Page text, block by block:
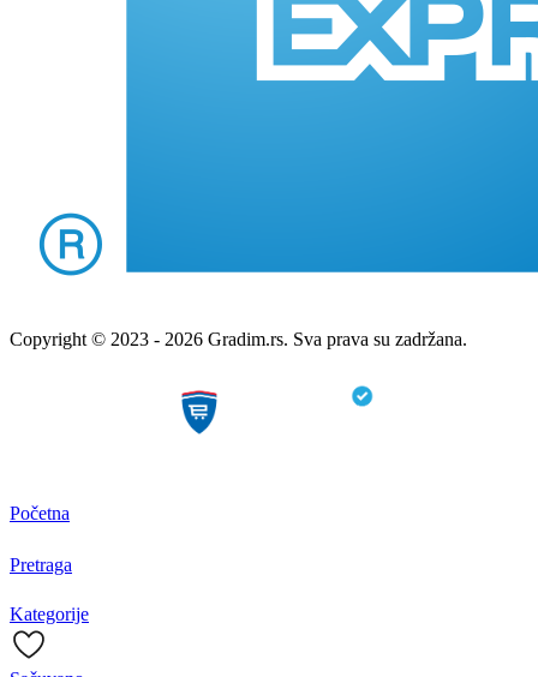
Copyright © 2023 - 2026 Gradim.rs. Sva prava su zadržana.
Početna
Pretraga
Kategorije